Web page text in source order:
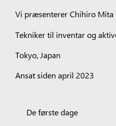
Vi præsenterer Chihiro Mita
Tekniker til inventar og
Tokyo, Japan
Ansat siden april 2023
De første dage